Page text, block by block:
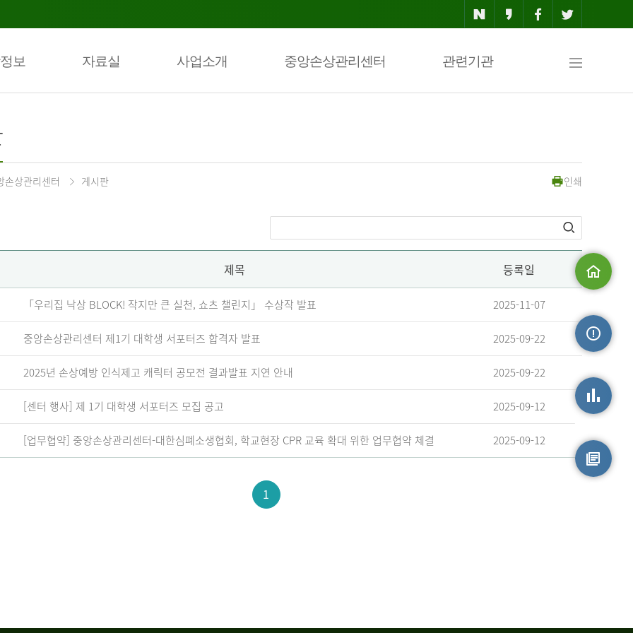
보 자료실 사업소개 중앙손상관리센터 관련기관
맵
손상관리센터 게시판 인쇄
제목 등록일
「우리집 낙상 BLOCK! 작지만 큰 실천, 쇼츠 챌린지」 수상작 발표 2025-11-07
중앙손상관리센터 제1기 대학생 서포터즈 합격자 발표 2025-09-22
2025년 손상예방 인식제고 캐릭터 공모전 결과발표 지연 안내 2025-09-22
[센터 행사] 제 1기 대학생 서포터즈 모집 공고 2025-09-12
[업무협약] 중앙손상관리센터-대한심폐소생협회, 학교현장 CPR 교육 확대 위한 업무협약 체결 2025-09-12
1